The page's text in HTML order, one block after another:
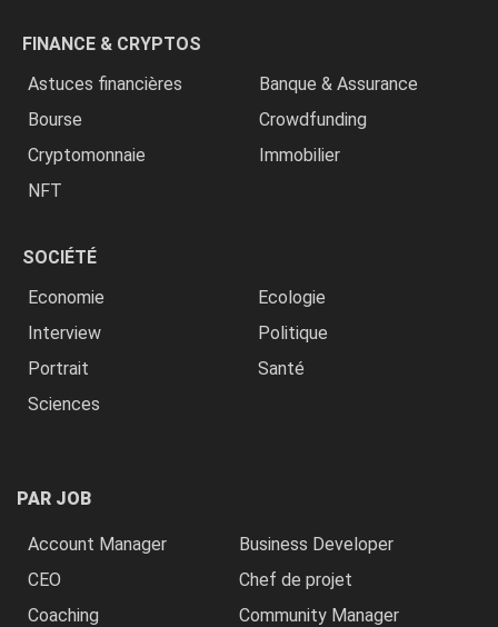
FINANCE & CRYPTOS
Astuces financières
Banque & Assurance
Bourse
Crowdfunding
Cryptomonnaie
Immobilier
NFT
SOCIÉTÉ
Economie
Ecologie
Interview
Politique
Portrait
Santé
Sciences
PAR JOB
Account Manager
Business Developer
CEO
Chef de projet
Coaching
Community Manager